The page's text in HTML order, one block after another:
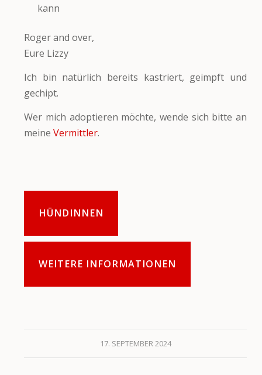
kann
Roger and over,
Eure Lizzy
Ich bin natürlich bereits kastriert, geimpft und
gechipt.
Wer mich adoptieren möchte, wende sich bitte an
meineVermittler.
HÜNDINNEN
WEITERE INFORMATIONEN
17. SEPTEMBER 2024